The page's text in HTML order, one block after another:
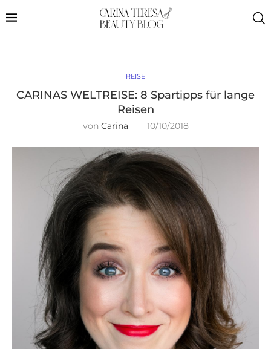
REISE
CARINAS WELTREISE: 8 Spartipps für lange
Reisen
von Carina 10/10/2018